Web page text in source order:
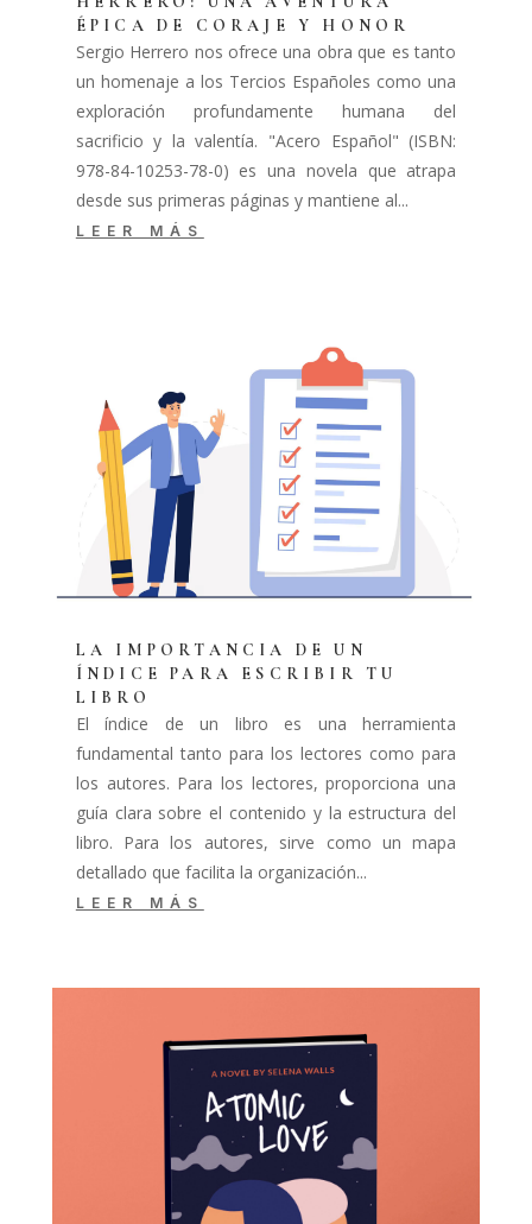
ÉPICA DE CORAJE Y HONOR
Sergio Herrero nos ofrece una obra que es tanto
un homenaje a los Tercios Españoles como una
exploración profundamente humana del
sacrificio y la valentía. "Acero Español" (ISBN:
978-84-10253-78-0) es una novela que atrapa
desde sus primeras páginas y mantiene al...
LEER MÁS
LA IMPORTANCIA DE UN
ÍNDICE PARA ESCRIBIR TU
LIBRO
El índice de un libro es una herramienta
fundamental tanto para los lectores como para
los autores. Para los lectores, proporciona una
guía clara sobre el contenido y la estructura del
libro. Para los autores, sirve como un mapa
detallado que facilita la organización...
LEER MÁS